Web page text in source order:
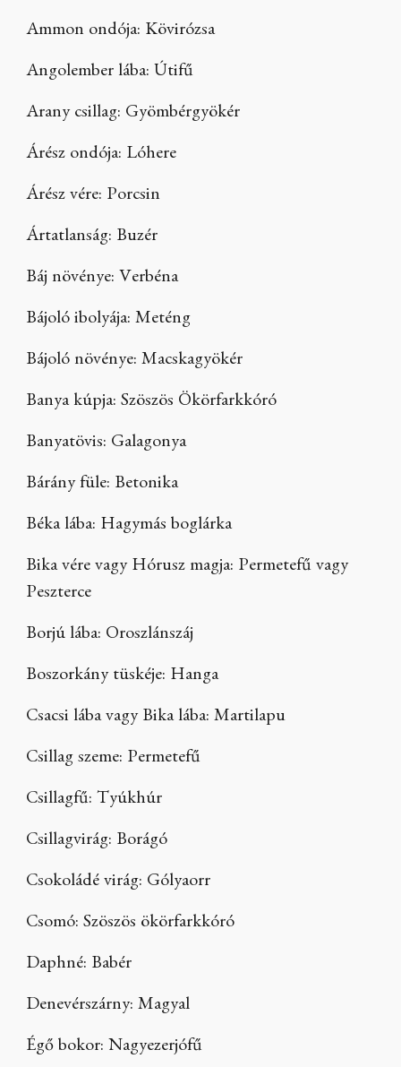
Ammon ondója: Kövirózsa
Angolember lába: Útifű
Arany csillag: Gyömbérgyökér
Árész ondója: Lóhere
Árész vére: Porcsin
Ártatlanság: Buzér
Báj növénye: Verbéna
Bájoló ibolyája: Meténg
Bájoló növénye: Macskagyökér
Banya kúpja: Szöszös Ökörfarkkóró
Banyatövis: Galagonya
Bárány füle: Betonika
Béka lába: Hagymás boglárka
Bika vére vagy Hórusz magja: Permetefű vagy
Peszterce
Borjú lába: Oroszlánszáj
Boszorkány tüskéje: Hanga
Csacsi lába vagy Bika lába: Martilapu
Csillag szeme: Permetefű
Csillagfű: Tyúkhúr
Csillagvirág: Borágó
Csokoládé virág: Gólyaorr
Csomó: Szöszös ökörfarkkóró
Daphné: Babér
Denevérszárny: Magyal
Égő bokor: Nagyezerjófű